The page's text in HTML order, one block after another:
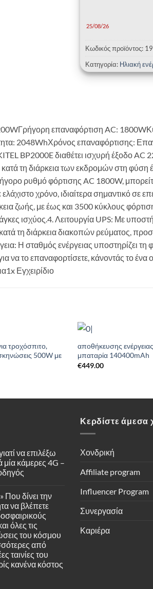
25/08/26
Κωδικός προϊόντος:
Κατηγορία: Ηλιακή
επαναφόρτιση AC:
2048WhΧρόνος επαναφόρτισης:
BP2000E διαθέτει ισχυρή έξοδο AC
τη διάρκεια των εκδρομών στη φύση
ρυθμό φόρτισης AC 1800W,
ελάχιστο χρόνο, ιδιαίτερα σημαντικό
ζωής, με έως και 3500 κύκλους
ισχύος.4. Λειτουργία UPS: Με
τη διάρκεια διακοπών ρεύματος,
Η σταθμός ενέργειας υποστηρίζει τη
να το επαναφορτίσετε, κάνοντάς το
Εγχειρίδιο
Add to
Wishlist
τροχόσπιτο,
500W με
αποθήκευσης
μπαταρία 140400mAh
€449.00
να επιλέξω
μία κάμερες 4G –
Που δίνει την
να βλέπετε
όλες τις
του κόσμου
από
ταινίες του
κανένα κόστος
Κερδίστε άμεσα
Χονδρική
Affiliate program
Influencer Program
Συνεργασία
Καριέρα